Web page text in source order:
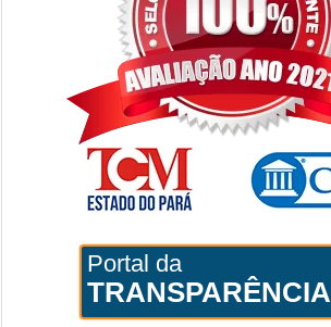
Portal da
TRANSPARÊNCIA